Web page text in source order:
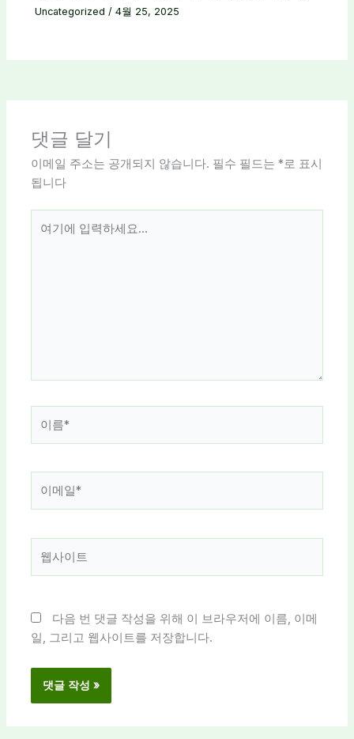
Uncategorized /4월 25, 2025
댓글 달기
이메일 주소는 공개되지 않습니다. 필수 필드는*로 표시
됩니다
*
다음 번 댓글 작성을 위해 이 브라우저에 이름, 이메
일, 그리고 웹사이트를 저장합니다.